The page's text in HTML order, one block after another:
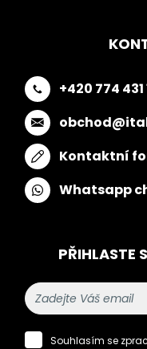
+420 774 431
Kontaktní
Whatsapp
PŘIHLASTE
Souhlasím se